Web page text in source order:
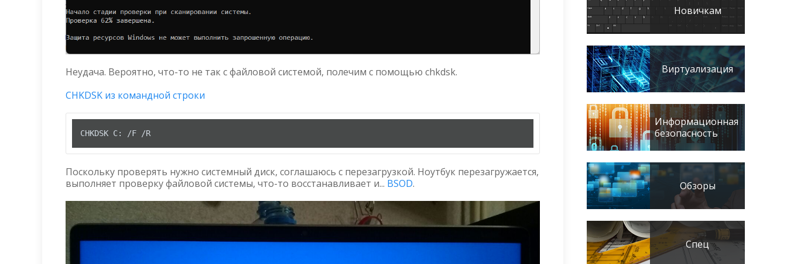
Неудача. Вероятно, что-то не так с файловой системой, полечим с помощью chkdsk.
CHKDSK из командной строки
CHKDSK C: /F /R
Поскольку проверять нужно системный диск, соглашаюсь с перезагрузкой. Ноутбук перезагружается,
выполняет проверку файловой системы, что-то восстанавливает и... BSOD.
Новичкам
Виртуализация
Информационная
безопасность
Обзоры
Спец